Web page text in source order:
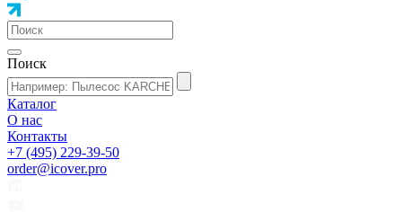
Поиск
Каталог
О нас
Контакты
+7 (495) 229-39-50
order@icover.pro